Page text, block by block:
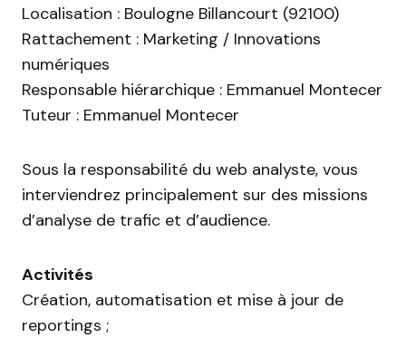
Localisation : Boulogne Billancourt (92100)
Rattachement : Marketing / Innovations
numériques
Responsable hiérarchique : Emmanuel Montecer
Tuteur : Emmanuel Montecer
Sous la responsabilité du web analyste, vous
interviendrez principalement sur des missions
d’analyse de trafic et d’audience.
Activités
Création, automatisation et mise à jour de
reportings ;